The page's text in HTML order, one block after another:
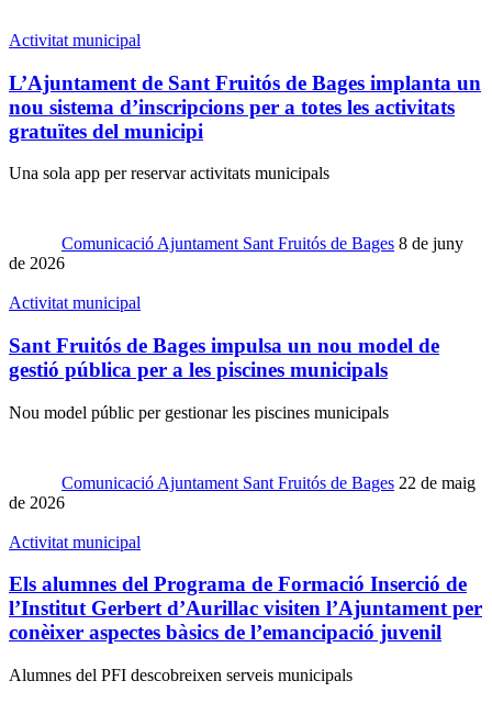
Activitat municipal
L’Ajuntament de Sant Fruitós de Bages implanta un
nou sistema d’inscripcions per a totes les activitats
gratuïtes del municipi
Una sola app per reservar activitats municipals
Comunicació Ajuntament Sant Fruitós de Bages 8 de juny
de 2026
Activitat municipal
Sant Fruitós de Bages impulsa un nou model de
gestió pública per a les piscines municipals
Nou model públic per gestionar les piscines municipals
Comunicació Ajuntament Sant Fruitós de Bages 22 de maig
de 2026
Activitat municipal
Els alumnes del Programa de Formació Inserció de
l’Institut Gerbert d’Aurillac visiten l’Ajuntament per
conèixer aspectes bàsics de l’emancipació juvenil
Alumnes del PFI descobreixen serveis municipals